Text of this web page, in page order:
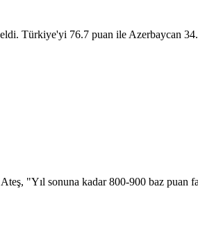
Türkiye'yi 76.7 puan ile Azerbaycan
"Yıl sonuna kadar 800-900 baz puan